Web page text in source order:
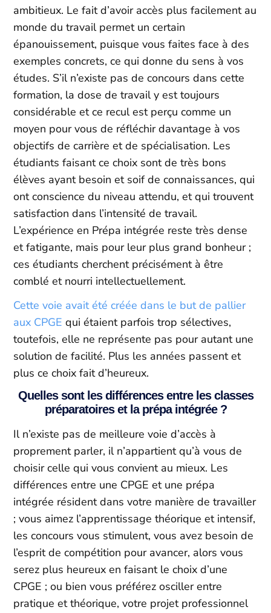
ambitieux. Le fait d’avoir accès plus facilement au
monde du travail permet un certain
épanouissement, puisque vous faites face à des
exemples concrets, ce qui donne du sens à vos
études. S’il n’existe pas de concours dans cette
formation, la dose de travail y est toujours
considérable et ce recul est perçu comme un
moyen pour vous de réfléchir davantage à vos
objectifs de carrière et de spécialisation. Les
étudiants faisant ce choix sont de très bons
élèves ayant besoin et soif de connaissances, qui
ont conscience du niveau attendu, et qui trouvent
satisfaction dans l’intensité de travail.
L’expérience en Prépa intégrée reste très dense
et fatigante, mais pour leur plus grand bonheur ;
ces étudiants cherchent précisément à être
comblé et nourri intellectuellement.
Cette voie avait été créée dans le but de pallier
aux CPGE qui étaient parfois trop sélectives,
toutefois, elle ne représente pas pour autant une
solution de facilité. Plus les années passent et
plus ce choix fait d’heureux.
Quelles sont les différences entre les classes
préparatoires et la prépa intégrée ?
Il n’existe pas de meilleure voie d’accès à
proprement parler, il n’appartient qu’à vous de
choisir celle qui vous convient au mieux. Les
différences entre une CPGE et une prépa
intégrée résident dans votre manière de travailler
; vous aimez l’apprentissage théorique et intensif,
les concours vous stimulent, vous avez besoin de
l’esprit de compétition pour avancer, alors vous
serez plus heureux en faisant le choix d’une
CPGE ; ou bien vous préférez osciller entre
pratique et théorique, votre projet professionnel